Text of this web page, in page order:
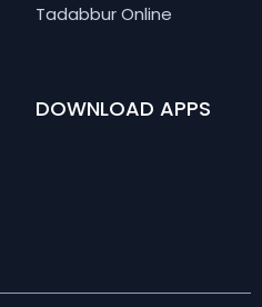
Tadabbur Online
DOWNLOAD APPS